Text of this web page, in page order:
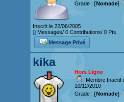
Grade : [Nomade]
Inscrit le 22/06/2005
0 Messages/ 0 Contributions/ 0 Pts
Message Privé
kika
Hors Ligne
Membre Inactif
10/12/2010
Grade : [Nomade]